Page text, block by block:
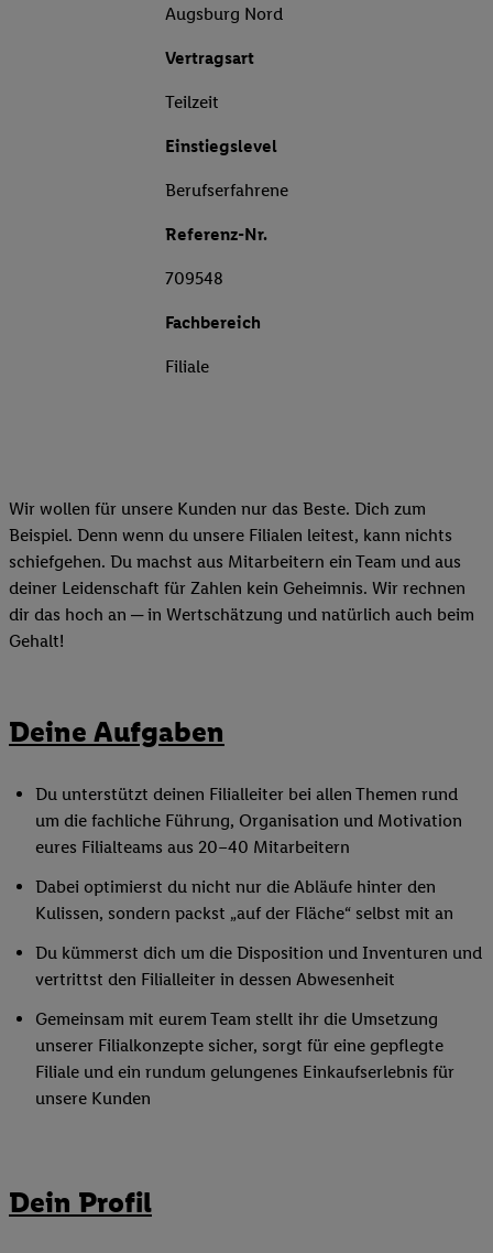
Augsburg Nord
Vertragsart
Teilzeit
Einstiegslevel
Berufserfahrene
Referenz-Nr.
709548
Fachbereich
Filiale
Wir wollen für unsere Kunden nur das Beste. Dich zum
Beispiel. Denn wenn du unsere Filialen leitest, kann nichts
schiefgehen. Du machst aus Mitarbeitern ein Team und aus
deiner Leidenschaft für Zahlen kein Geheimnis. Wir rechnen
dir das hoch an ─ in Wertschätzung und natürlich auch beim
Gehalt!
Deine Aufgaben
Du unterstützt deinen Filialleiter bei allen Themen rund
um die fachliche Führung, Organisation und Motivation
eures Filialteams aus 20–40 Mitarbeitern
Dabei optimierst du nicht nur die Abläufe hinter den
Kulissen, sondern packst „auf der Fläche“ selbst mit an
Du kümmerst dich um die Disposition und Inventuren und
vertrittst den Filialleiter in dessen Abwesenheit
Gemeinsam mit eurem Team stellt ihr die Umsetzung
unserer Filialkonzepte sicher, sorgt für eine gepflegte
Filiale und ein rundum gelungenes Einkaufserlebnis für
unsere Kunden
Dein Profil